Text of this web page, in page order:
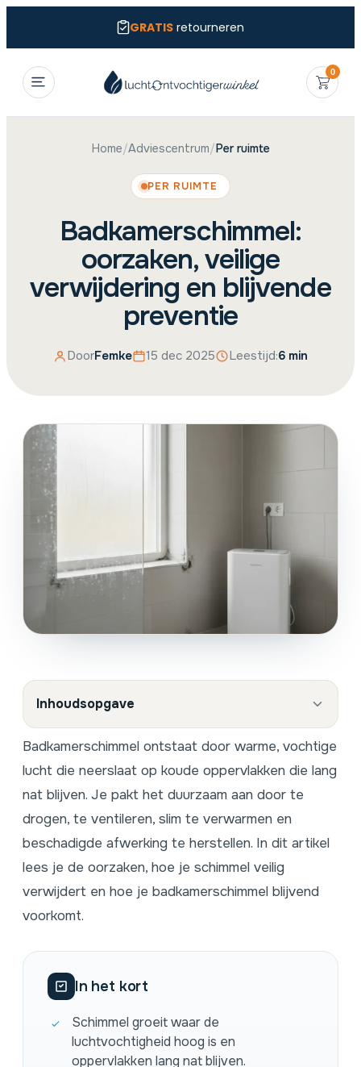
GRATISretourneren
0
Home/Adviescentrum/Per ruimte
PER RUIMTE
Badkamerschimmel:
oorzaken, veilige
verwijdering en blijvende
preventie
DoorFemke 15 dec 2025 Leestijd:6 min
Inhoudsopgave
Badkamerschimmel ontstaat door warme, vochtige
lucht die neerslaat op koude oppervlakken die lang
nat blijven. Je pakt het duurzaam aan door te
drogen, te ventileren, slim te verwarmen en
beschadigde afwerking te herstellen. In dit artikel
lees je de oorzaken, hoe je schimmel veilig
verwijdert en hoe je badkamerschimmel blijvend
voorkomt.
In het kort
Schimmel groeit waar de
luchtvochtigheid hoog is en
oppervlakken lang nat blijven.